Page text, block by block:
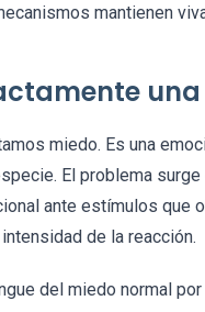
mantienen
miedo. Es una
El problema
ante estímulos que
de la reacción.
del miedo normal